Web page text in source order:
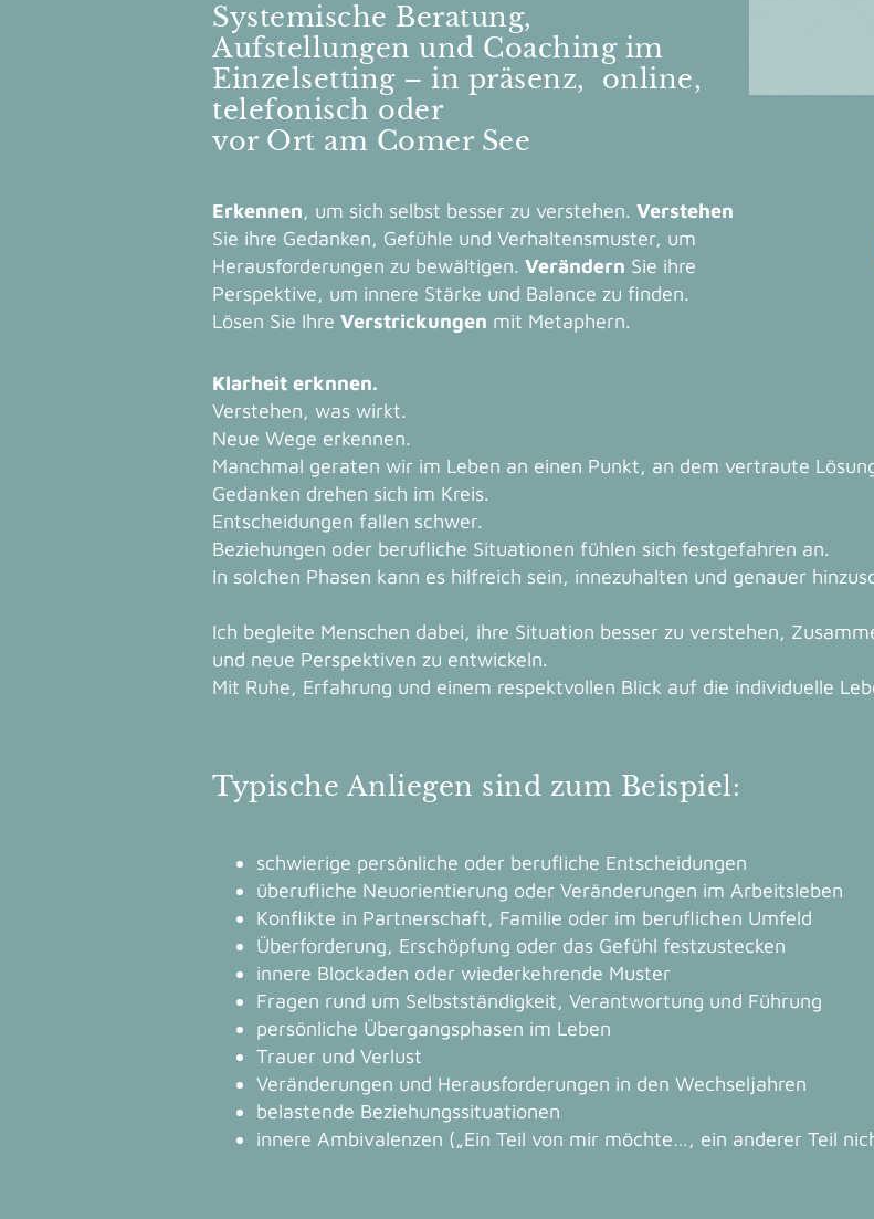
Erkennen, um sich selbst besser zu verstehen. Verstehen
Sie ihre Gedanken, Gefühle und Verhaltensmuster, um
Herausforderungen zu bewältigen. Verändern Sie ihre
Perspektive, um innere Stärke und Balance zu finden.
Lösen Sie Ihre Verstrickungen mit Metaphern.
Systemische Beratung,
Aufstellungen und Coaching im
Einzelsetting – in präsenz, online,
telefonisch oder
vor Ort am Comer See
Klarheit erknnen.
Verstehen, was wirkt.
Neue Wege erkennen.
Manchmal geraten wir im Leben an einen Punkt, an dem vertraute
Gedanken drehen sich im Kreis.
Entscheidungen fallen schwer.
Beziehungen oder berufliche Situationen fühlen sich festgefahren an.
In solchen Phasen kann es hilfreich sein, innezuhalten und genauer
Ich begleite Menschen dabei, ihre Situation besser zu verstehen,
und neue Perspektiven zu entwickeln.
Mit Ruhe, Erfahrung und einem respektvollen Blick auf die individuelle
Typische Anliegen sind zum Beispiel:
schwierige persönliche oder berufliche Entscheidungen
überufliche Neuorientierung oder Veränderungen im Arbeitsleben
Konflikte in Partnerschaft, Familie oder im beruflichen Umfeld
Überforderung, Erschöpfung oder das Gefühl festzustecken
innere Blockaden oder wiederkehrende Muster
Fragen rund um Selbstständigkeit, Verantwortung und Führung
persönliche Übergangsphasen im Leben
Trauer und Verlust
Veränderungen und Herausforderungen in den Wechseljahren
belastende Beziehungssituationen
innere Ambivalenzen („Ein Teil von mir möchte…, ein anderer Teil